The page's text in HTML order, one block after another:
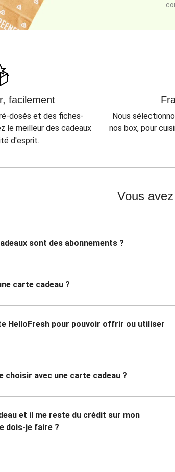
facilement
dosés et des fiches-
le meilleur des cadeaux
d'esprit.
Nous
nos box, pour
Vous
sont des abonnements ?
carte cadeau ?
HelloFresh pour pouvoir offrir ou utiliser
choisir avec une carte cadeau ?
et il me reste du crédit sur mon
dois-je faire ?